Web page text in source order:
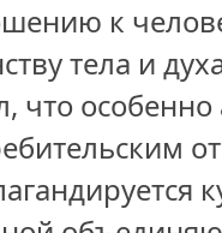
к
тела и
что особенно